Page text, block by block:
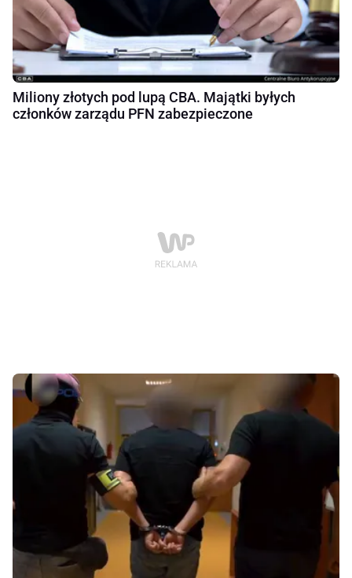
Miliony złotych pod lupą CBA. Majątki byłych
członków zarządu PFN zabezpieczone